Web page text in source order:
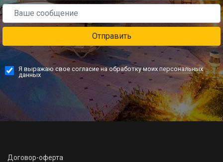
Отправить
Я выражаю свое согласие на обработку моих персональных
данных
Договор-оферта